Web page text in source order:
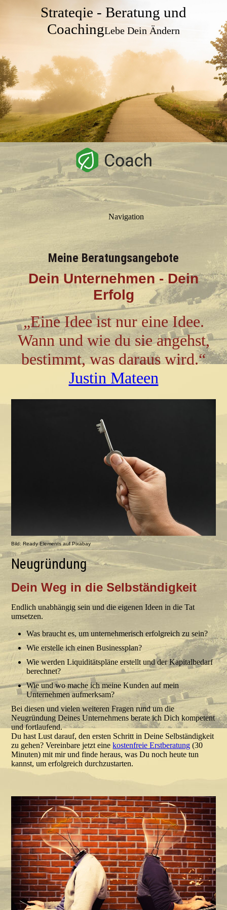
Strateqie - Beratung und
CoachingLebe Dein Ändern
Navigation
Meine Beratungsangebote
Dein Unternehmen - Dein
Erfolg
„Eine Idee ist nur eine Idee.
Wann und wie du sie angehst,
bestimmt, was daraus wird.“
Justin Mateen
Bild: Ready Elements auf Pixabay
Neugründung
Dein Weg in die Selbständigkeit
Endlich unabhängig sein und die eigenen Ideen in die Tat
umsetzen.
Was braucht es, um unternehmerisch erfolgreich zu sein?
Wie erstelle ich einen Businessplan?
Wie werden Liquiditätspläne erstellt und der Kapitalbedarf
berechnet?
Wie und wo mache ich meine Kunden auf mein
Unternehmen aufmerksam?
Bei diesen und vielen weiteren Fragen rund um die
Neugründung Deines Unternehmens berate ich Dich kompetent
und fortlaufend.
Du hast Lust darauf, den ersten Schritt in Deine Selbständigkeit
zu gehen? Vereinbare jetzt einekostenfreie Erstberatung (30
Minuten) mit mir und finde heraus, was Du noch heute tun
kannst, um erfolgreich durchzustarten.